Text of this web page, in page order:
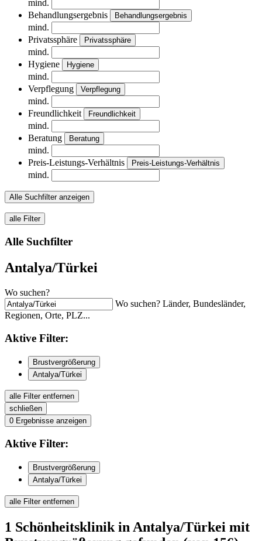
mind.
Behandlungsergebnis
Behandlungsergebnis
mind.
Privatssphäre
Privatssphäre
mind.
Hygiene
Hygiene
mind.
Verpflegung
Verpflegung
mind.
Freundlichkeit
Freundlichkeit
mind.
Beratung
Beratung
mind.
Preis-Leistungs-Verhältnis
Preis-Leistungs-Verhältnis
mind.
Alle Suchfilter anzeigen
alle Filter
Alle Suchfilter
Antalya/Türkei
Wo suchen?
Wo suchen? Länder, Bundesländer,
Regionen, Orte, PLZ...
Aktive Filter:
Brustvergrößerung
Antalya/Türkei
alle Filter entfernen
schließen
0 Ergebnisse anzeigen
Aktive Filter:
Brustvergrößerung
Antalya/Türkei
alle Filter entfernen
1 Schönheitsklinik in Antalya/Türkei mit